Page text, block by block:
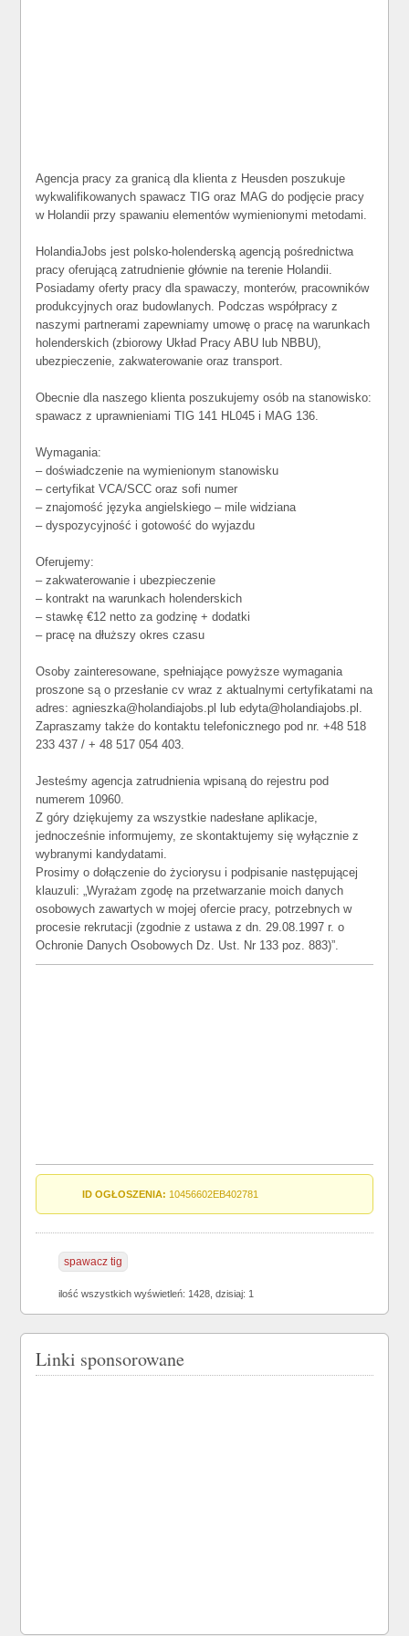
Agencja pracy za granicą dla klienta z Heusden poszukuje
wykwalifikowanych spawacz TIG oraz MAG do podjęcie pracy
w Holandii przy spawaniu elementów wymienionymi metodami.
HolandiaJobs jest polsko-holenderską agencją pośrednictwa
pracy oferującą zatrudnienie głównie na terenie Holandii.
Posiadamy oferty pracy dla spawaczy, monterów, pracowników
produkcyjnych oraz budowlanych. Podczas współpracy z
naszymi partnerami zapewniamy umowę o pracę na warunkach
holenderskich (zbiorowy Układ Pracy ABU lub NBBU),
ubezpieczenie, zakwaterowanie oraz transport.
Obecnie dla naszego klienta poszukujemy osób na stanowisko:
spawacz z uprawnieniami TIG 141 HL045 i MAG 136.
Wymagania:
– doświadczenie na wymienionym stanowisku
– certyfikat VCA/SCC oraz sofi numer
– znajomość języka angielskiego – mile widziana
– dyspozycyjność i gotowość do wyjazdu
Oferujemy:
– zakwaterowanie i ubezpieczenie
– kontrakt na warunkach holenderskich
– stawkę €12 netto za godzinę + dodatki
– pracę na dłuższy okres czasu
Osoby zainteresowane, spełniające powyższe wymagania
proszone są o przesłanie cv wraz z aktualnymi certyfikatami na
adres: agnieszka@holandiajobs.pl lub edyta@holandiajobs.pl.
Zapraszamy także do kontaktu telefonicznego pod nr. +48 518
233 437 / + 48 517 054 403.
Jesteśmy agencja zatrudnienia wpisaną do rejestru pod
numerem 10960.
Z góry dziękujemy za wszystkie nadesłane aplikacje,
jednocześnie informujemy, ze skontaktujemy się wyłącznie z
wybranymi kandydatami.
Prosimy o dołączenie do życiorysu i podpisanie następującej
klauzuli: „Wyrażam zgodę na przetwarzanie moich danych
osobowych zawartych w mojej ofercie pracy, potrzebnych w
procesie rekrutacji (zgodnie z ustawa z dn. 29.08.1997 r. o
Ochronie Danych Osobowych Dz. Ust. Nr 133 poz. 883)”.
ID OGŁOSZENIA: 10456602EB402781
spawacz tig
ilość wszystkich wyświetleń: 1428, dzisiaj: 1
Linki sponsorowane